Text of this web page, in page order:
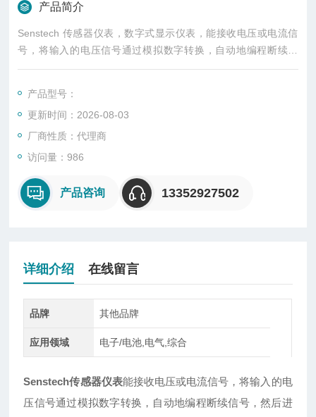
产品简介
Senstech 传感器仪表，数字式显示仪表，能接收电压或电流信
号，将输入的电压信号通过模拟数字转换，自动地编程断续信
号，然后进行数字编码并将测量结果以数字显示出来
产品型号：
更新时间：2026-08-03
厂商性质：代理商
访问量：986
产品咨询 13352927502
详细介绍 在线留言
品牌 其他品牌
应用领域 电子/电池,电气,综合
Senstech传感器仪表能接收电压或电流信号，将输入的电
压信号通过模拟数字转换，自动地编程断续信号，然后进